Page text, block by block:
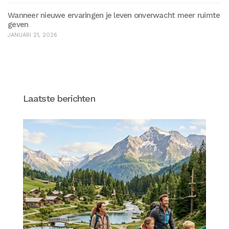
Wanneer nieuwe ervaringen je leven onverwacht meer ruimte
geven
JANUARI 21, 2026
Laatste berichten